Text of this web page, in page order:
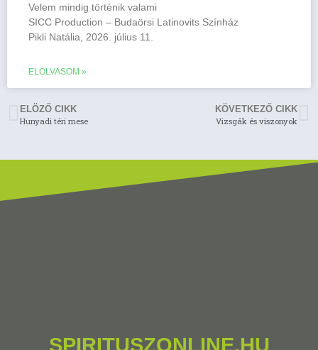
Velem mindig történik valami
SICC Production – Budaörsi Latinovits Színház
Pikli Natália, 2026. július 11.
ELOLVASOM »
ELÖZŐ CIKK
Hunyadi téri mese
KÖVETKEZŐ CIKK
Vizsgák és viszonyok
SPIRITUSZONLINE.HU